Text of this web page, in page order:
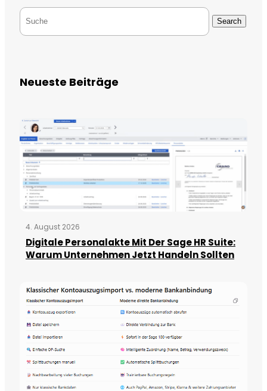
Search
Neueste Beiträge
4. August 2026
Digitale Personalakte Mit Der Sage HR Suite:
Warum Unternehmen Jetzt Handeln Sollten